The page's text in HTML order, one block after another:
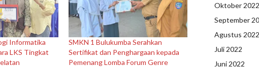
Informatika
LKS Tingkat
SMKN 1 Bulukumba Serahkan
Sertifikat dan Penghargaan kepada
Pemenang Lomba Forum Genre
Oktober 2022
September
Agustus 2022
Juli 2022
Juni 2022